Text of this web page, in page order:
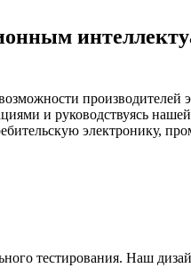
производителей
и руководствуясь
электронику,
тестирования. Наш